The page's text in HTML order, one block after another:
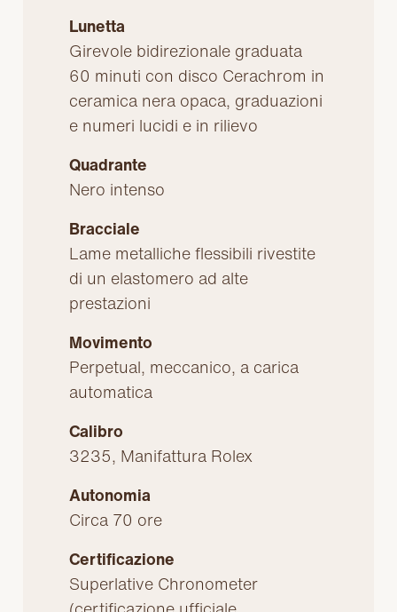
Lunetta
Girevole bidirezionale graduata
60 minuti con disco Cerachrom in
ceramica nera opaca, graduazioni
e numeri lucidi e in rilievo
Quadrante
Nero intenso
Bracciale
Lame metalliche flessibili rivestite
di un elastomero ad alte
prestazioni
Movimento
Perpetual, meccanico, a carica
automatica
Calibro
3235, Manifattura Rolex
Autonomia
Circa 70 ore
Certificazione
Superlative Chronometer